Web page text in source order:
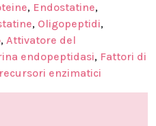
, Endostatine,
, Oligopeptidi,
, Attivatore del
endopeptidasi, Fattori di
enzimatici